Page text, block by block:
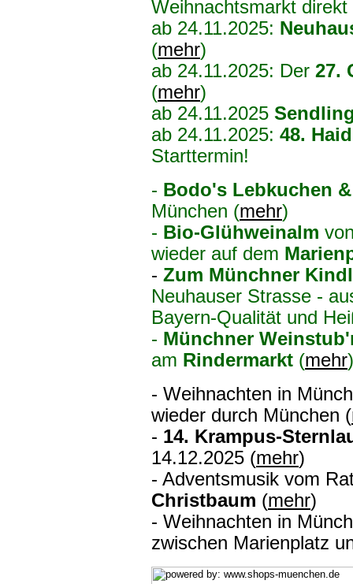
Weihnachtsmarkt
ab 24.11.2025:
(mehr)
ab 24.11.2025: Der 27.
(mehr)
ab 24.11.2025
ab 24.11.2025: 48.
Starttermin!
- Bodo's Lebkuchen
München (mehr)
- Bio-Glühweinalm
wieder auf dem
- Zum Münchner Kindl
Neuhauser Strasse -
Bayern-Qualität und
- Münchner
am Rindermarkt (mehr)
- Weihnachten in
wieder durch München (
- 14. Krampus-
14.12.2025 (mehr)
- Adventsmusik vom
Christbaum (mehr)
- Weihnachten in
zwischen Marienplatz